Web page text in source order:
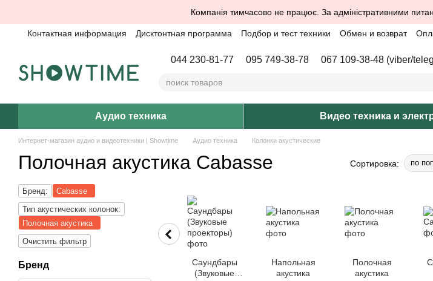
Компанія тимчасово не працює. За адміністративними
Контактная информация Дисктонтная программа Подбор и тест техники Обмен и возврат
044 230-81-77 095 749-38-78 067 109-38-48 (viber/
Аудио техника Видео техника и
Интернет-магазин аудио и видеотехники | Showtime Аудио техника Колонки акустические
Полочная акустика Cabasse Сортировка: по
Саундбары
(Звуковые
Напольная
акустика
Полочная
акустика
Бренд:
Cabasse
Тип акустических колонок:
Полочная акустика
Очистить фильтр
Бренд